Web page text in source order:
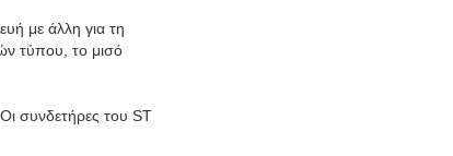
με άλλη για τη
τύπου, το μισό
συνδετήρες του ST